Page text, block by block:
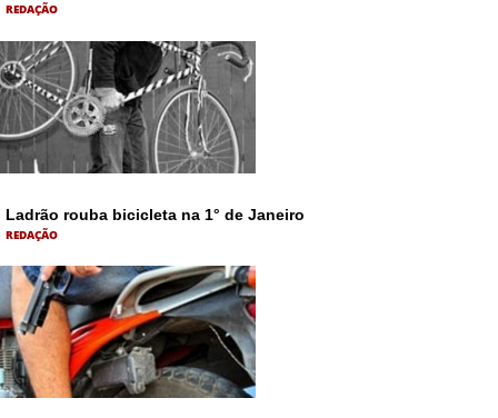
REDAÇÃO
Ladrão rouba bicicleta na 1° de Janeiro
REDAÇÃO